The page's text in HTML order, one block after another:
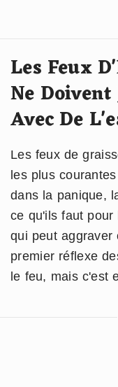
Les Feux
Ne
Avec De
Les feux de
les plus
dans la panique,
ce qu'ils faut
qui peut aggraver
premier réflexe
le feu, mais c'est